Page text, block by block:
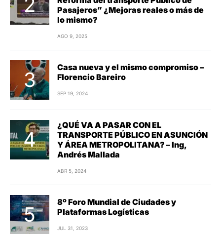
Pasajeros” ¿Mejoras reales o más de
lo mismo?
AGO 9, 2025
Casa nueva y el mismo compromiso –
Florencio Bareiro
SEP 19, 2024
¿QUÉ VA A PASAR CON EL
TRANSPORTE PÚBLICO EN ASUNCIÓN
Y ÁREA METROPOLITANA? – Ing,
Andrés Mallada
ABR 5, 2024
8º Foro Mundial de Ciudades y
Plataformas Logísticas
JUL 31, 2023